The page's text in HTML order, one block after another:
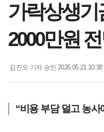
가락상생기
2000만원
김진오 기자승인 2026.05.21 10:38
“비용 부담 덜고 농사